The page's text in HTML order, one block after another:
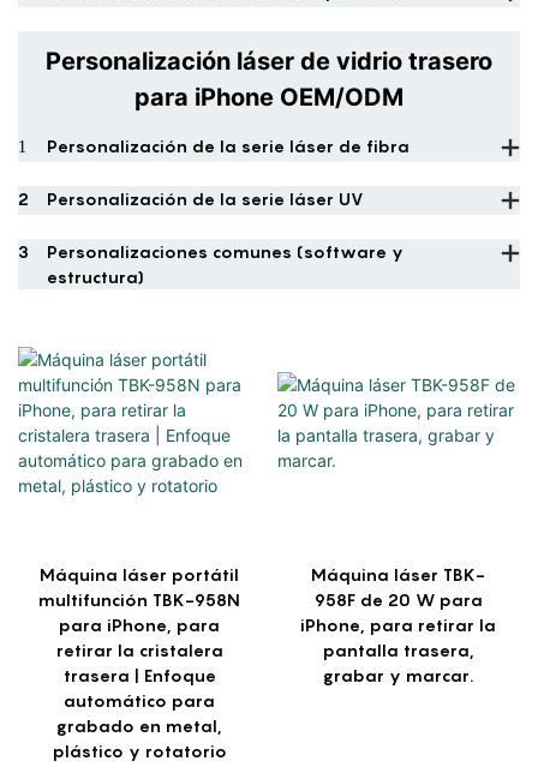
Personalización láser de vidrio trasero
para iPhone OEM/ODM
1 Personalización de la serie láser de fibra
2 Personalización de la serie láser UV
3
Personalizaciones comunes (software y
estructura)
Máquina láser portátil
multifunción TBK-958N
para iPhone, para
retirar la cristalera
trasera | Enfoque
automático para
grabado en metal,
plástico y rotatorio
Máquina láser TBK-
958F de 20 W para
iPhone, para retirar la
pantalla trasera,
grabar y marcar.